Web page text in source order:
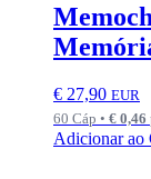
€ 27,90 EUR
60 Cáp • € 0,46
Adicionar ao